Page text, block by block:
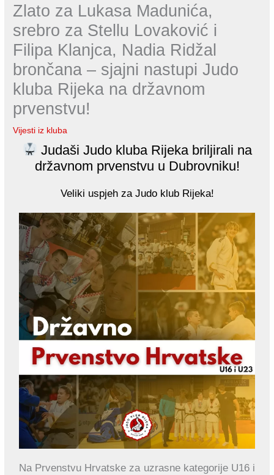
Zlato za Lukasa Madunića,
srebro za Stellu Lovaković i
Filipa Klanjca, Nadia Ridžal
brončana – sjajni nastupi Judo
kluba Rijeka na državnom
prvenstvu!
Vijesti iz kluba
Judaši Judo kluba Rijeka briljirali na
državnom prvenstvu u Dubrovniku!
Veliki uspjeh za Judo klub Rijeka!
Na Prvenstvu Hrvatske za uzrasne kategorije U16 i